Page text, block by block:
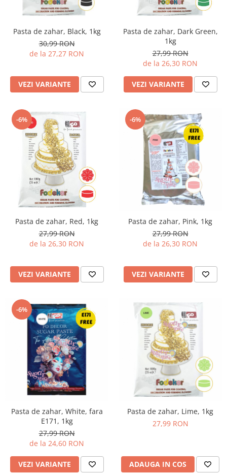
Sabloane - Embosere
Ustensile ciocolata
AMBALARE & PREZENTARE
Cupcakes
Torturi
Praline - Bomboane
Eclair - Macarons
Pungi celofan
Forme pentru copt
Candybar - Catering
Alte ambalaje
DECORARE
Pasta de zahar - Icing
Decoratiuni din zahar
Decoratiuni din ciocolata
Ornamente
RELAXARE & HOBBY
Role pentru colorat
Postere gigant
Puzzele mecanic
PETRECERI & EVENIMENTE
Paie colorate
Baloane
Cutii marturii
Articole party
Toppere prajituri
DETERGENTI & CURATENIE
Pasta de zahar, Black, 1kg
30,99 RON
de la 27,27 RON
VEZI VARIANTE
Pasta de zahar, Dark Green,
1kg
27,99 RON
de la 26,30 RON
VEZI VARIANTE
-6%
Pasta de zahar, Red, 1kg
27,99 RON
de la 26,30 RON
VEZI VARIANTE
-6%
Pasta de zahar, Pink, 1kg
27,99 RON
de la 26,30 RON
VEZI VARIANTE
-6%
Pasta de zahar, White, fara
E171, 1kg
27,99 RON
de la 24,60 RON
VEZI VARIANTE
Pasta de zahar, Lime, 1kg
27,99 RON
ADAUGA IN COS